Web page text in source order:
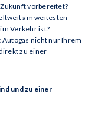
vorbereitet?
am weitesten
Verkehr ist?
Autogas nicht nur Ihrem
zu einer
und zu einer